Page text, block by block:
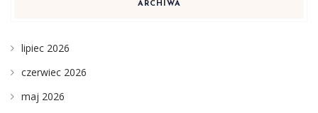
ARCHIWA
lipiec 2026
czerwiec 2026
maj 2026